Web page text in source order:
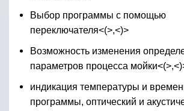
Выбор программы с помощью
переключателя<(>,<)>
Возможность изменения
параметров процесса
индикация температуры и
программы, оптический и